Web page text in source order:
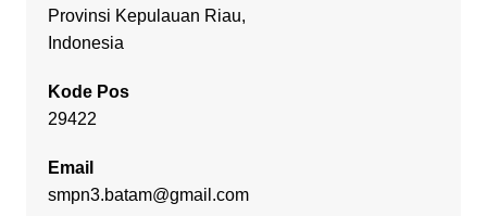
Provinsi Kepulauan Riau,
Indonesia
Kode Pos
29422
Email
smpn3.batam@gmail.com